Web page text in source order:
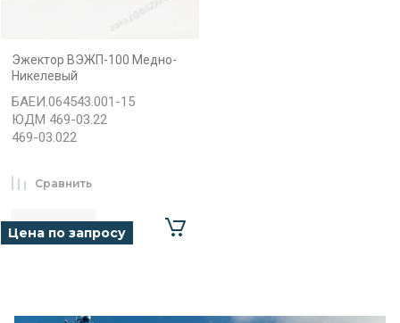
Эжектор ВЭЖП-100 Медно-
Никелевый
БАЕИ.064543.001-15
ЮДМ 469-03.22
469-03.022
Цена по запросу
Сравнить